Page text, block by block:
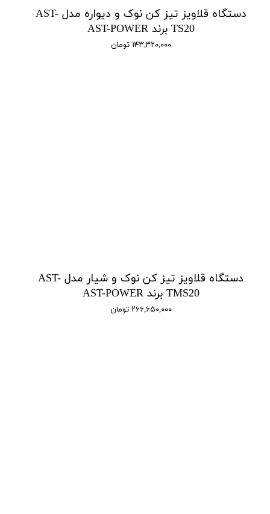
دستگاه قلاویز تیز کن نوک و دیواره مدل AST-
TS20 برند AST-POWER
۱۴۳,۳۲۰,۰۰۰ تومان
دستگاه قلاویز تیز کن نوک و شیار مدل AST-
TMS20 برند AST-POWER
۲۶۶,۶۵۰,۰۰۰ تومان